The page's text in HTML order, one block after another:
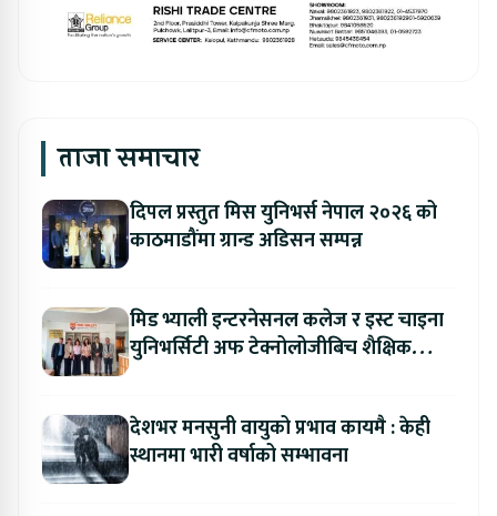
ताजा समाचार
दिपल प्रस्तुत मिस युनिभर्स नेपाल २०२६ को
काठमाडौंमा ग्रान्ड अडिसन सम्पन्न
मिड भ्याली इन्टरनेसनल कलेज र इस्ट चाइना
युनिभर्सिटी अफ टेक्नोलोजीबिच शैक्षिक
देशभर मनसुनी वायुको प्रभाव कायमै : केही
स्थानमा भारी वर्षाको सम्भावना